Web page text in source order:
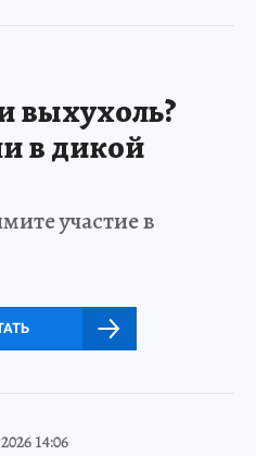
выхухоль?
в дикой
участие в
14:06